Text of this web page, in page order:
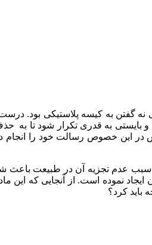
پیش، یعنی روز ۲۱ تیرماه(۱۲ جولای)، روز جهانی نه گفتن به
به قدری تکرار شود تا به
در این خصوص رسالت خود را انجام
عدم تجزیه آن در طبیعت باعث
نموده است. از آنجایی که این
باید کرد؟